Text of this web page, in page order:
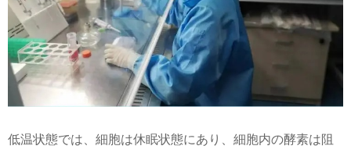
低温状態では、細胞は休眠状態にあり、細胞内の酵素は阻